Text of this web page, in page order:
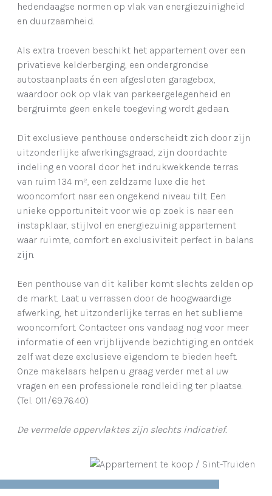
hedendaagse normen op vlak van energiezuinigheid
en duurzaamheid.
Als extra troeven beschikt het appartement over een
privatieve kelderberging, een ondergrondse
autostaanplaats én een afgesloten garagebox,
waardoor ook op vlak van parkeergelegenheid en
bergruimte geen enkele toegeving wordt gedaan.
Dit exclusieve penthouse onderscheidt zich door zijn
uitzonderlijke afwerkingsgraad, zijn doordachte
indeling en vooral door het indrukwekkende terras
van ruim 134 m², een zeldzame luxe die het
wooncomfort naar een ongekend niveau tilt. Een
unieke opportuniteit voor wie op zoek is naar een
instapklaar, stijlvol en energiezuinig appartement
waar ruimte, comfort en exclusiviteit perfect in balans
zijn.
Een penthouse van dit kaliber komt slechts zelden op
de markt. Laat u verrassen door de hoogwaardige
afwerking, het uitzonderlijke terras en het sublieme
wooncomfort. Contacteer ons vandaag nog voor meer
informatie of een vrijblijvende bezichtiging en ontdek
zelf wat deze exclusieve eigendom te bieden heeft.
Onze makelaars helpen u graag verder met al uw
vragen en een professionele rondleiding ter plaatse.
(Tel. 011/69.76.40)
De vermelde oppervlaktes zijn slechts indicatief.